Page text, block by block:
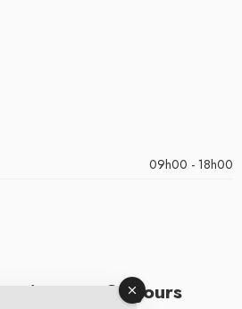
09h00 - 18h00
sous 30 jours